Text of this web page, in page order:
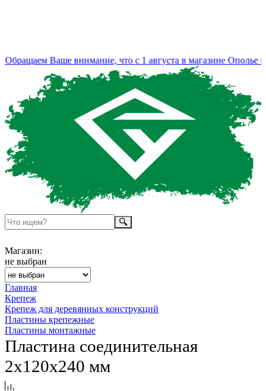
Ваше внимание, что с 1 августа в магазине Ополье
Магазин:
не выбран
Главная
Крепеж
Крепеж для деревянных конструкций
Пластины крепежные
Пластины монтажные
Пластина соединительная
2х120х240 мм